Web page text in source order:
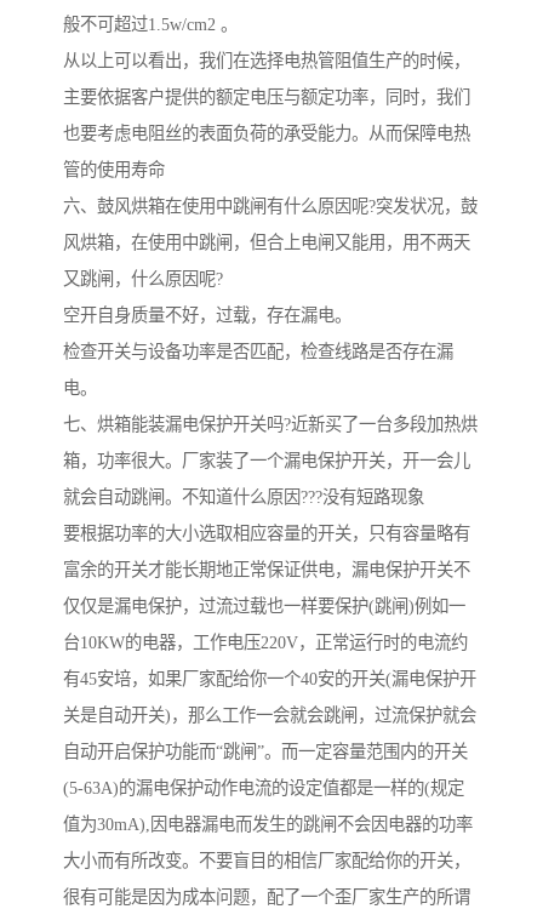
般不可超过1.5w/cm2 。
从以上可以看出，我们在选择电热管阻值生产的时候，
主要依据客户提供的额定电压与额定功率，同时，我们
也要考虑电阻丝的表面负荷的承受能力。从而保障电热
管的使用寿命
六、鼓风烘箱在使用中跳闸有什么原因呢?突发状况，鼓
风烘箱，在使用中跳闸，但合上电闸又能用，用不两天
又跳闸，什么原因呢?
空开自身质量不好，过载，存在漏电。
检查开关与设备功率是否匹配，检查线路是否存在漏
电。
七、烘箱能装漏电保护开关吗?近新买了一台多段加热烘
箱，功率很大。厂家装了一个漏电保护开关，开一会儿
就会自动跳闸。不知道什么原因???没有短路现象
要根据功率的大小选取相应容量的开关，只有容量略有
富余的开关才能长期地正常保证供电，漏电保护开关不
仅仅是漏电保护，过流过载也一样要保护(跳闸)例如一
台10KW的电器，工作电压220V，正常运行时的电流约
有45安培，如果厂家配给你一个40安的开关(漏电保护开
关是自动开关)，那么工作一会就会跳闸，过流保护就会
自动开启保护功能而“跳闸”。而一定容量范围内的开关
(5-63A)的漏电保护动作电流的设定值都是一样的(规定
值为30mA),因电器漏电而发生的跳闸不会因电器的功率
大小而有所改变。不要盲目的相信厂家配给你的开关，
很有可能是因为成本问题，配了一个歪厂家生产的所谓